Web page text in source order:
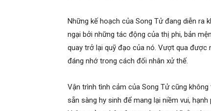
Những kế hoạch của Song Tử đang diễn ra
ngại bởi những tác động của thị phi, bản
quay trở lại quỹ đạo của nó. Vượt qua
đáng nhớ trong cách đối nhân xử thế.
Vận trình tình cảm của Song Tử cũng
sẵn sàng hy sinh để mang lại niềm vui,